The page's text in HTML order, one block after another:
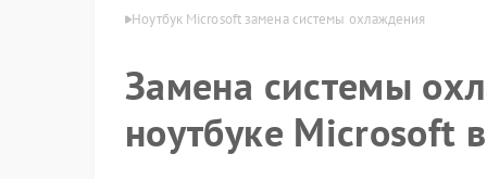
Microsoft в Москве Ноутбук Microsoft замена системы охлаждения
Замена системы
ноутбуке Microsoft